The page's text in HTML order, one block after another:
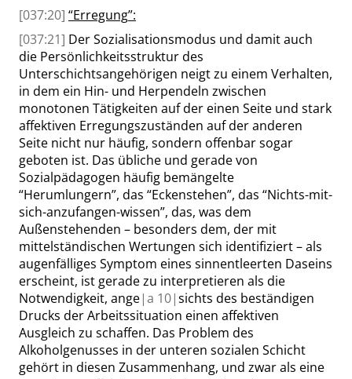
[037:20] “Erregung”:
[037:21] Der Sozialisationsmodus und damit auch
die Persönlichkeitsstruktur des
Unterschichtsangehörigen neigt zu einem Verhalten,
in dem ein Hin- und Herpendeln zwischen
monotonen Tätigkeiten auf der einen Seite und stark
affektiven Erregungszuständen auf der anderen
Seite nicht nur häufig, sondern offenbar sogar
geboten ist. Das übliche und gerade von
Sozialpädagogen häufig bemängelte
“Herumlungern”, das “Eckenstehen”, das “Nichts-mit-
sich-anzufangen-wissen”, das, was dem
Außenstehenden – besonders dem, der mit
mittelständischen Wertungen sich identifiziert – als
augenfälliges Symptom eines sinnentleerten Daseins
erscheint, ist gerade zu interpretieren als die
Notwendigkeit, ange|a 10|sichts des beständigen
Drucks der Arbeitssituation einen affektiven
Ausgleich zu schaffen. Das Problem des
Alkoholgenusses in der unteren sozialen Schicht
gehört in diesen Zusammenhang, und zwar als eine